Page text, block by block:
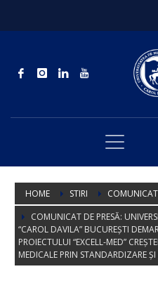
HOME STIRI
COMUNICAT DE PRESĂ:
“CAROL DAVILA” BUCUREȘTI
PROIECTULUI “EXCELL-MED”
MEDICALE PRIN STANDARDIZARE